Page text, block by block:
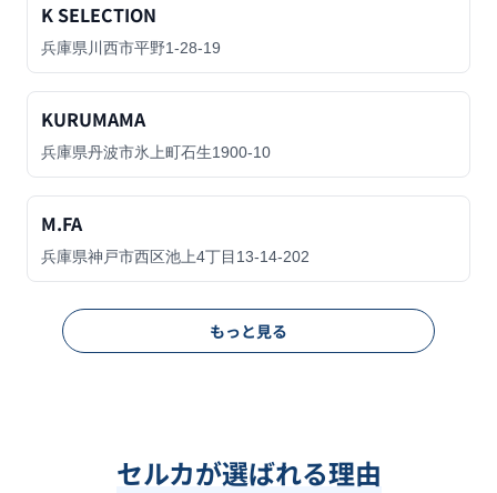
K SELECTION
兵庫県川西市平野1-28-19
KURUMAMA
兵庫県丹波市氷上町石生1900-10
M.FA
兵庫県神戸市西区池上4丁目13-14-202
もっと見る
セルカが選ばれる理由